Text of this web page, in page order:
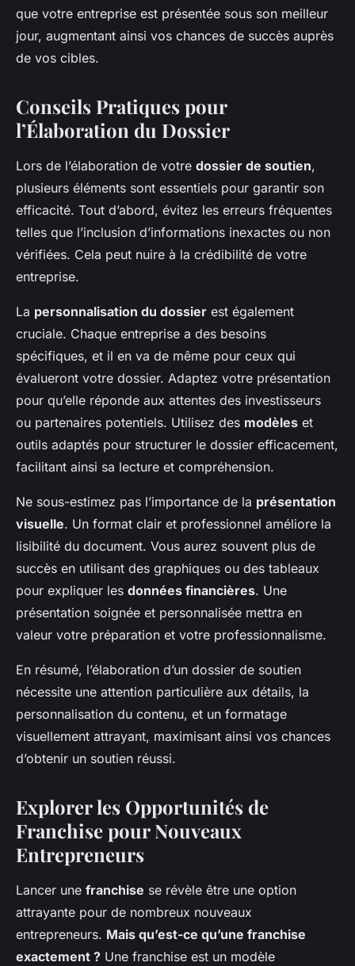
que votre entreprise est présentée sous son meilleur
jour, augmentant ainsi vos chances de succès auprès
de vos cibles.
Conseils Pratiques pour
l’Élaboration du Dossier
Lors de l’élaboration de votre dossier de soutien,
plusieurs éléments sont essentiels pour garantir son
efficacité. Tout d’abord, évitez les erreurs fréquentes
telles que l’inclusion d’informations inexactes ou non
vérifiées. Cela peut nuire à la crédibilité de votre
entreprise.
La personnalisation du dossier est également
cruciale. Chaque entreprise a des besoins
spécifiques, et il en va de même pour ceux qui
évalueront votre dossier. Adaptez votre présentation
pour qu’elle réponde aux attentes des investisseurs
ou partenaires potentiels. Utilisez des modèles et
outils adaptés pour structurer le dossier efficacement,
facilitant ainsi sa lecture et compréhension.
Ne sous-estimez pas l’importance de la présentation
visuelle. Un format clair et professionnel améliore la
lisibilité du document. Vous aurez souvent plus de
succès en utilisant des graphiques ou des tableaux
pour expliquer les données financières. Une
présentation soignée et personnalisée mettra en
valeur votre préparation et votre professionnalisme.
En résumé, l’élaboration d’un dossier de soutien
nécessite une attention particulière aux détails, la
personnalisation du contenu, et un formatage
visuellement attrayant, maximisant ainsi vos chances
d’obtenir un soutien réussi.
Explorer les Opportunités de
Franchise pour Nouveaux
Entrepreneurs
Lancer une franchise se révèle être une option
attrayante pour de nombreux nouveaux
entrepreneurs. Mais qu’est-ce qu’une franchise
exactement ? Une franchise est un modèle